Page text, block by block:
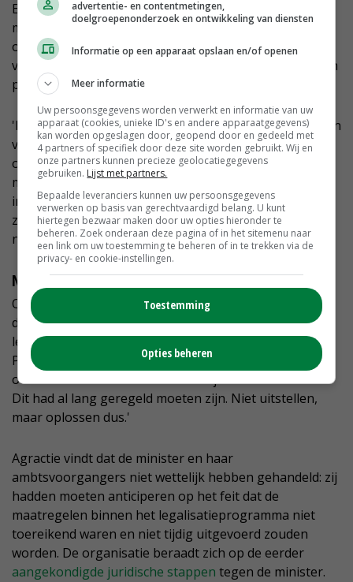
Europese wetgeving dwong tot aanvraag van een
milieuvergunning. Daarbij heeft vanwege
onduidelijkheid in de landelijke regels geen
vergunningverlening plaatsgevonden op basis van een
passende beoordeling. Dat had wel gemoeten.
'Het lijkt wel alsof interimmers volledig van de radar zijn
verdwenen bij dit kabinet en daarmee lijkt een
oplossing voor hen heel ver weg. Den Haag lijkt maar
moeilijk te beseffen dat naast PAS-melders ook
interimmers niet kunnen investeren in de toekomst
zonder een geldige
natuurbeschermingswetvergunning', aldus Meijer.
Niet wettelijk gehandeld
Ook Agractie Nederland is niet te spreken over het feit
dat de minister voornemens is het
legalisatieprogramma met drie jaar te verlengen. 'De
PAS-melders zitten door overheidsschuld al jaren in
onzekerheid en kunnen hun bedrijf niet ontwikkelen.
Dit had al lang geregeld moeten zijn. Niet uitstellen,
maar oplossen dus.'
Agractie vindt dat de minister en haar
ambtsvoorgangers niet wettelijk hebben gehandeld: zij
hadden moeten anticiperen op het feit dat de
maatregelen binnen het legalisatieprogramma niet
toereikend waren en niet tijdig uitgevoerd zouden
worden. De organisatie beraadt zich op de eerder
aangekondigde juridische stappen tegen de minister.
advertentie- en contentmetingen,
doelgroepenonderzoek en ontwikkeling van diensten
Informatie op een apparaat opslaan en/of openen
Meer informatie
Uw persoonsgegevens worden verwerkt en informatie van uw
apparaat (cookies, unieke ID's en andere apparaatgegevens)
kan worden opgeslagen door, geopend door en gedeeld met
4 partners of specifiek door deze site worden gebruikt. Wij en
onze partners kunnen precieze geolocatiegegevens
gebruiken. Lijst met partners.
Bepaalde leveranciers kunnen uw persoonsgegevens
verwerken op basis van gerechtvaardigd belang. U kunt
hiertegen bezwaar maken door uw opties hieronder te
beheren. Zoek onderaan deze pagina of in het sitemenu naar
een link om uw toestemming te beheren of in te trekken via de
privacy- en cookie-instellingen.
Toestemming
Opties beheren